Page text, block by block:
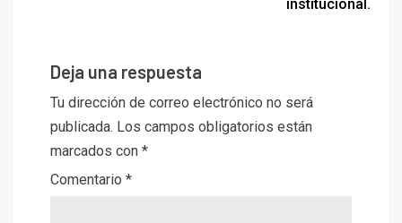
institucional.
Deja una respuesta
Tu dirección de correo electrónico no será
publicada. Los campos obligatorios están
marcados con *
Comentario *